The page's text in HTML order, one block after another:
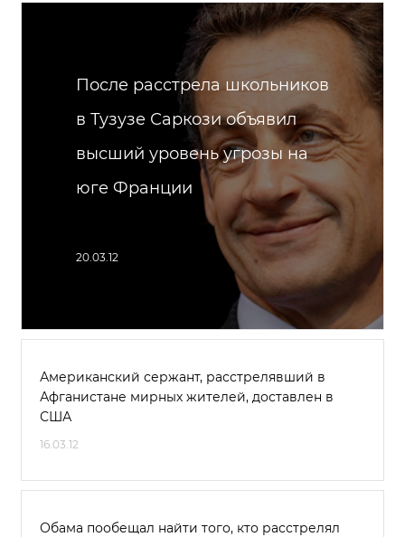
После расстрела школьников
в Тузузе Саркози объявил
высший уровень угрозы на
юге Франции
20.03.12
Американский сержант, расстрелявший в
Афганистане мирных жителей, доставлен в
США
16.03.12
Обама пообещал найти того, кто расстрелял